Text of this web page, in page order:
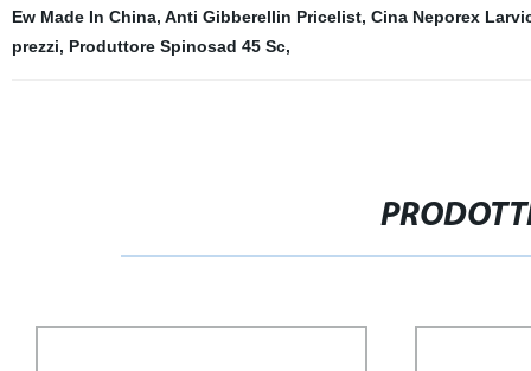
Ew Made In China, Anti Gibberellin Pricelist, Cina Neporex
prezzi, Produttore Spinosad 45 Sc,